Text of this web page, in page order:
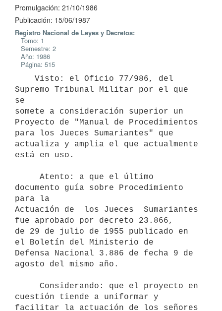
Promulgación: 21/10/1986
Publicación: 15/06/1987
Registro Nacional de Leyes y Decretos:
Tomo: 1
Semestre: 2
Año: 1986
Página: 515
Supremo Tribunal Militar por el que
se
somete a consideración superior un
Proyecto de "Manual de Procedimientos
para los Jueces Sumariantes" que
actualiza y amplia el que actualmente
está en uso.
documento guía sobre Procedimiento
para la
Actuación de  los Jueces  Sumariantes
fue aprobado por decreto 23.866,
de 29 de julio de 1955 publicado en
el Boletín del Ministerio de
Defensa Nacional 3.886 de fecha 9 de
agosto del mismo año.
cuestión tiende a uniformar y
facilitar la actuación de los señores